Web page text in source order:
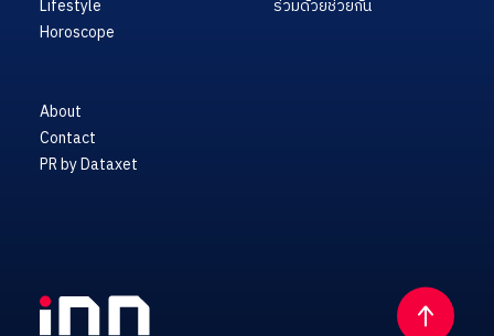
Lifestyle
Horoscope
ร่วมด้วยช่วยกัน
About
Contact
PR by Dataxet